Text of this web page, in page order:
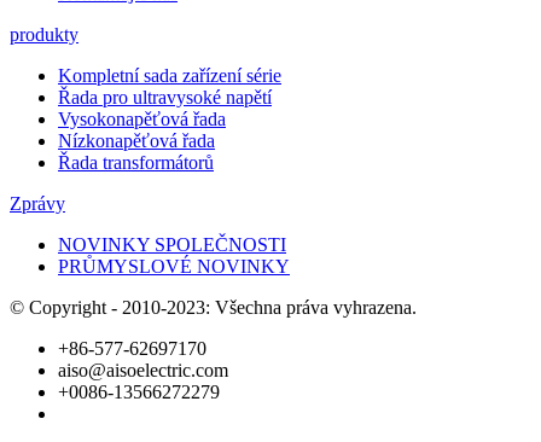
produkty
Kompletní sada zařízení série
Řada pro ultravysoké napětí
Vysokonapěťová řada
Nízkonapěťová řada
Řada transformátorů
Zprávy
NOVINKY SPOLEČNOSTI
PRŮMYSLOVÉ NOVINKY
© Copyright - 2010-2023: Všechna práva vyhrazena.
+86-577-62697170
aiso@aisoelectric.com
+0086-13566272279